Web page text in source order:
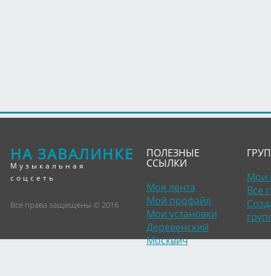
НА ЗАВАЛИНКЕ
Музыкальная
соцсеть
Все права защищены © 2016
ПОЛЕЗНЫЕ
ССЫЛКИ
Моя лента
Мой профайл
Мои установки
Деревенский
Москвич
Мои
Все